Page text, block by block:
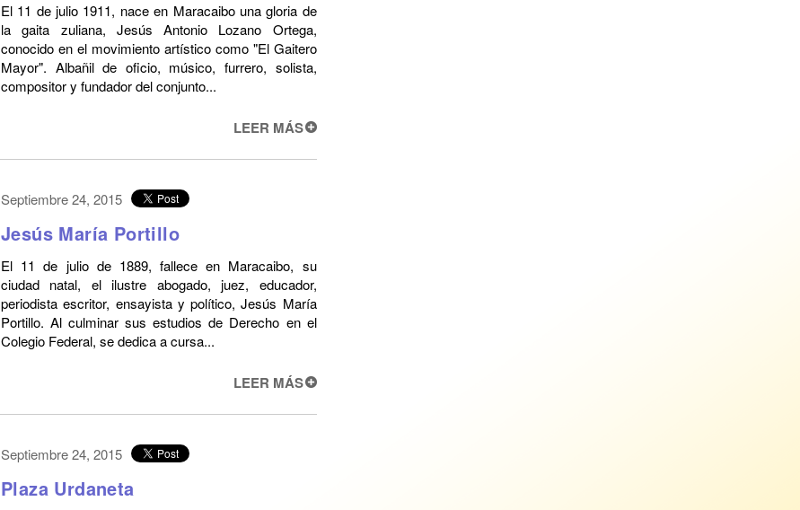
El 11 de julio 1911, nace en Maracaibo una gloria de
la gaita zuliana, Jesús Antonio Lozano Ortega,
conocido en el movimiento artístico como "El Gaitero
Mayor". Albañil de oficio, músico, furrero, solista,
compositor y fundador del conjunto...
LEER MÁS
Septiembre 24, 2015
Jesús María Portillo
El 11 de julio de 1889, fallece en Maracaibo, su
ciudad natal, el ilustre abogado, juez, educador,
periodista escritor, ensayista y político, Jesús María
Portillo. Al culminar sus estudios de Derecho en el
Colegio Federal, se dedica a cursa...
LEER MÁS
Septiembre 24, 2015
Plaza Urdaneta